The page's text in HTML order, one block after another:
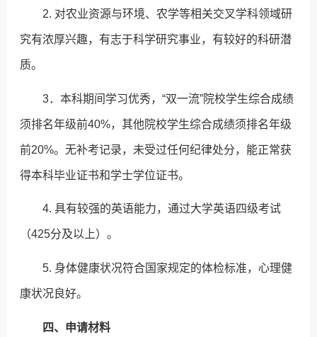
2. 对农业资源与环境、农学等相关交叉学科领域研
究有浓厚兴趣，有志于科学研究事业，有较好的科研潜
质。
3．本科期间学习优秀，“双一流”院校学生综合成绩
须排名年级前40%，其他院校学生综合成绩须排名年级
前20%。无补考记录，未受过任何纪律处分，能正常获
得本科毕业证书和学士学位证书。
4. 具有较强的英语能力，通过大学英语四级考试
（425分及以上）。
5. 身体健康状况符合国家规定的体检标准，心理健
康状况良好。
四、申请材料